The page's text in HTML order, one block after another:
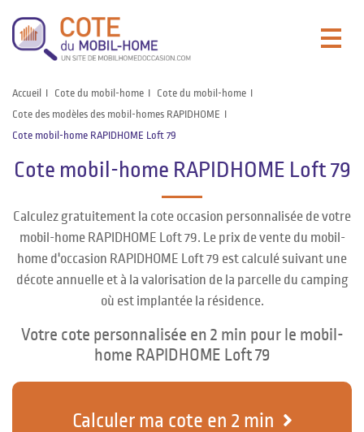
Accueil Cote du mobil-home
Cote du mobil-home
Cote des modèles des mobil-homes RAPIDHOME
Cote mobil-home RAPIDHOME Loft 79
Cote mobil-home RAPIDHOME Loft 79
Calculez gratuitement la cote occasion personnalisée de votre
mobil-home RAPIDHOME Loft 79. Le prix de vente du mobil-
home d'occasion RAPIDHOME Loft 79 est calculé suivant une
décote annuelle et à la valorisation de la parcelle du camping
où est implantée la résidence.
Votre cote personnalisée en 2 min pour le mobil-
home RAPIDHOME Loft 79
Calculer ma cote en 2 min